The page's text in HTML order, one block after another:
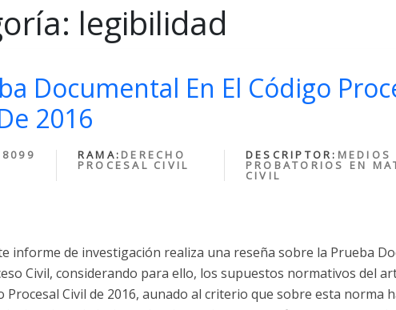
legibilidad
Documental En El Código
2016
8099 RAMA: DERECHO
PROCESAL CIVIL
DESCRIPTOR: MEDIOS
PROBATORIOS EN
CIVIL
informe de investigación realiza una reseña sobre la Prueba
Civil, considerando para ello, los supuestos normativos del
Procesal Civil de 2016, aunado al criterio que sobre esta norma